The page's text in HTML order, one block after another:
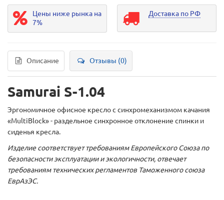
Цены ниже рынка на
7%
Доставка по РФ
Описание Отзывы (0)
Samurai S-1.04
Эргономичное офисное кресло с синхромеханизмом качания
«MultiBlock» - раздельное синхронное отклонение спинки и
сиденья кресла.
Изделие соответствует требованиям Европейского Союза по
безопасности эксплуатации и экологичности, отвечает
требованиям технических регламентов Таможенного союза
ЕврАзЭС.